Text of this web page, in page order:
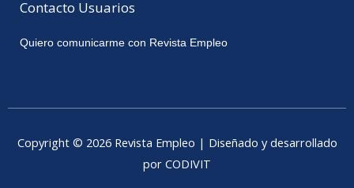
Contacto Usuarios
Quiero comunicarme con Revista Empleo
Copyright © 2026 Revista Empleo | Diseñado y desarrollado
por CODIVIT